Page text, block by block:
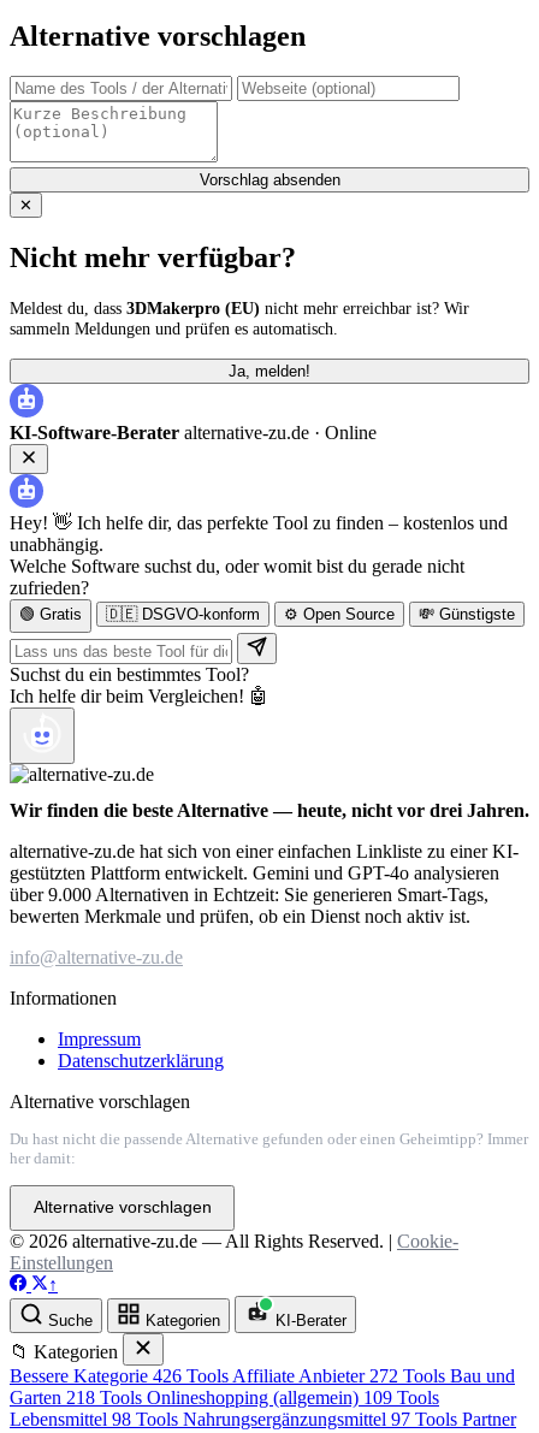
Alternative vorschlagen
Vorschlag absenden
✕
Nicht mehr verfügbar?
Meldest du, dass 3DMakerpro (EU) nicht mehr erreichbar ist? Wir
sammeln Meldungen und prüfen es automatisch.
Ja, melden!
KI-Software-Berater alternative-zu.de · Online
Hey! 👋 Ich helfe dir, das perfekte Tool zu finden – kostenlos und
unabhängig.
Welche Software suchst du, oder womit bist du gerade nicht
zufrieden?
🟢 Gratis 🇩🇪 DSGVO-konform ⚙️ Open Source 💸 Günstigste
Suchst du ein bestimmtes Tool?
Ich helfe dir beim Vergleichen! 🤖
Wir finden die beste Alternative — heute, nicht vor drei Jahren.
alternative-zu.de hat sich von einer einfachen Linkliste zu einer KI-
gestützten Plattform entwickelt. Gemini und GPT-4o analysieren
über 9.000 Alternativen in Echtzeit: Sie generieren Smart-Tags,
bewerten Merkmale und prüfen, ob ein Dienst noch aktiv ist.
info@alternative-zu.de
Informationen
Impressum
Datenschutzerklärung
Alternative vorschlagen
Du hast nicht die passende Alternative gefunden oder einen Geheimtipp? Immer
her damit:
Alternative vorschlagen
© 2026 alternative-zu.de — All Rights Reserved. | Cookie-
Einstellungen
↑
Suche Kategorien KI-Berater
📁 Kategorien
Bessere Kategorie 426 Tools Affiliate Anbieter 272 Tools Bau und
Garten 218 Tools Onlineshopping (allgemein) 109 Tools
Lebensmittel 98 Tools Nahrungsergänzungsmittel 97 Tools Partner